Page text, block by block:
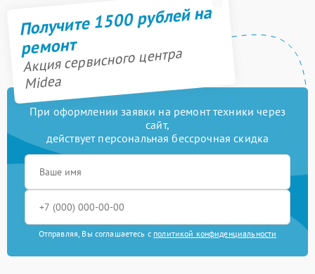
Получите 1500 рублей на
ремонт
Акция сервисного центра
Midea
При оформлении заявки на ремонт техники через
сайт,
действует персональная бессрочная скидка
Отправляя, Вы соглашаетесь с политикой конфиденциальности